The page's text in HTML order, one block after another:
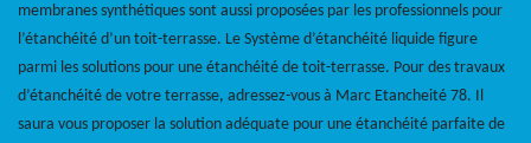
membranes synthétiques sont aussi proposées par les professionnels pour
l’étanchéité d’un toit-terrasse. Le Système d’étanchéité liquide figure
parmi les solutions pour une étanchéité de toit-terrasse. Pour des travaux
d’étanchéité de votre terrasse, adressez-vous à Marc Etancheité 78. Il
saura vous proposer la solution adéquate pour une étanchéité parfaite de